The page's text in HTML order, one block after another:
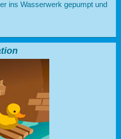
ins Wasserwerk gepumpt und